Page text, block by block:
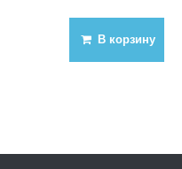
В корзину